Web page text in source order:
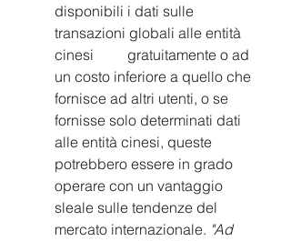
disponibili i dati sulle
transazioni globali alle entità
cinesi 	gratuitamente o ad
un costo inferiore a quello che
fornisce ad altri utenti, o se
fornisse solo determinati dati
alle entità cinesi, queste
potrebbero essere in grado
operare con un vantaggio
sleale sulle tendenze del
mercato internazionale. "Ad